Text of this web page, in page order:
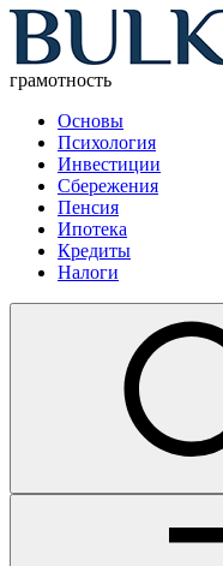
грамотность
Основы
Психология
Инвестиции
Сбережения
Пенсия
Ипотека
Кредиты
Налоги